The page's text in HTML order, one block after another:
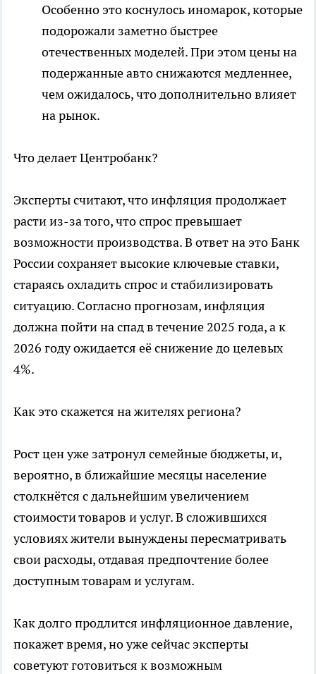
Особенно это коснулось иномарок, которые
подорожали заметно быстрее
отечественных моделей. При этом цены на
подержанные авто снижаются медленнее,
чем ожидалось, что дополнительно влияет
на рынок.
Что делает Центробанк?
Эксперты считают, что инфляция продолжает
расти из-за того, что спрос превышает
возможности производства. В ответ на это Банк
России сохраняет высокие ключевые ставки,
стараясь охладить спрос и стабилизировать
ситуацию. Согласно прогнозам, инфляция
должна пойти на спад в течение 2025 года, а к
2026 году ожидается её снижение до целевых
4%.
Как это скажется на жителях региона?
Рост цен уже затронул семейные бюджеты, и,
вероятно, в ближайшие месяцы население
столкнётся с дальнейшим увеличением
стоимости товаров и услуг. В сложившихся
условиях жители вынуждены пересматривать
свои расходы, отдавая предпочтение более
доступным товарам и услугам.
Как долго продлится инфляционное давление,
покажет время, но уже сейчас эксперты
советуют готовиться к возможным